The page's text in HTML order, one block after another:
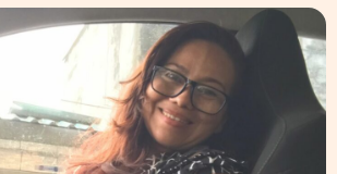
a jornada de um sonho